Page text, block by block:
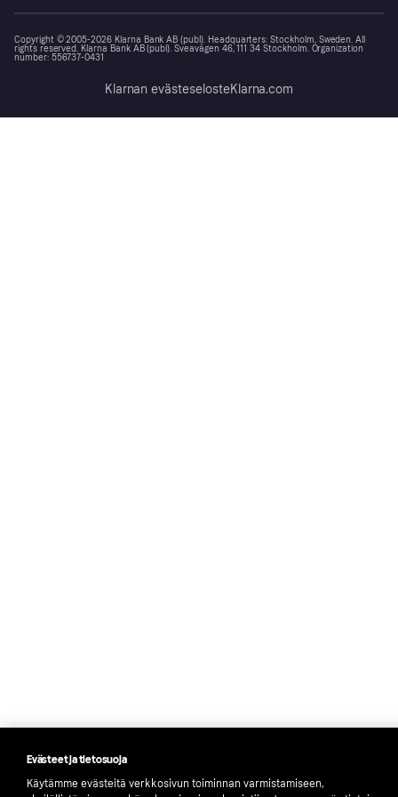
Copyright © 2005-2026 Klarna Bank AB (publ). Headquarters: Stockholm, Sweden. All
rights reserved. Klarna Bank AB (publ). Sveavägen 46, 111 34 Stockholm. Organization
number: 556737-0431
Klarnan evästeselosteKlarna.com
Evästeet ja tietosuoja
Käytämme evästeitä verkkosivun toiminnan varmistamiseen,